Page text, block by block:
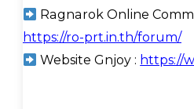
Ragnarok Online
https://ro-prt.in.th/forum/
Website Gnjoy : https://